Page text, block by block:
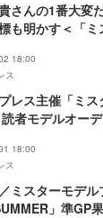
さんの1番大変
も明かす＜「
18:00
ス
レス主催「ミ
者モデルオー
18:00
ス
／ミスターモデ
」準GP